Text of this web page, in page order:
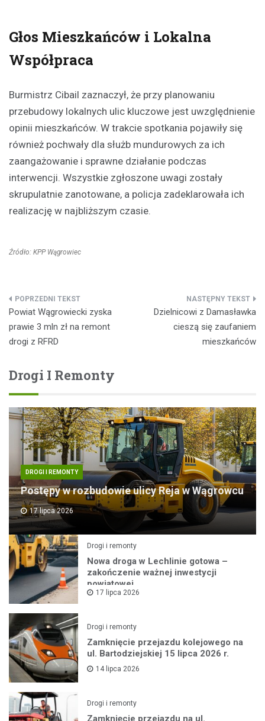
Głos Mieszkańców i Lokalna
Współpraca
Burmistrz Cibail zaznaczył, że przy planowaniu
przebudowy lokalnych ulic kluczowe jest uwzględnienie
opinii mieszkańców. W trakcie spotkania pojawiły się
również pochwały dla służb mundurowych za ich
zaangażowanie i sprawne działanie podczas
interwencji. Wszystkie zgłoszone uwagi zostały
skrupulatnie zanotowane, a policja zadeklarowała ich
realizację w najbliższym czasie.
Źródło: KPP Wągrowiec
Nawigacja
wpisu
Powiat Wągrowiecki zyska
prawie 3 mln zł na remont
drogi z RFRD
Dzielnicowi z Damasławka
cieszą się zaufaniem
mieszkańców
Drogi I Remonty
DROGI I REMONTY
Postępy w rozbudowie ulicy Reja w Wągrowcu
17 lipca 2026
Drogi i remonty
Nowa droga w Lechlinie gotowa –
zakończenie ważnej inwestycji
powiatowej
17 lipca 2026
Drogi i remonty
Zamknięcie przejazdu kolejowego na
ul. Bartodziejskiej 15 lipca 2026 r.
14 lipca 2026
Drogi i remonty
Zamknięcie przejazdu na ul.